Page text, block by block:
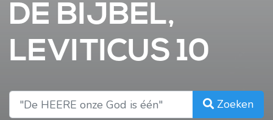
DE BIJBEL,
LEVITICUS 10
Zoeken